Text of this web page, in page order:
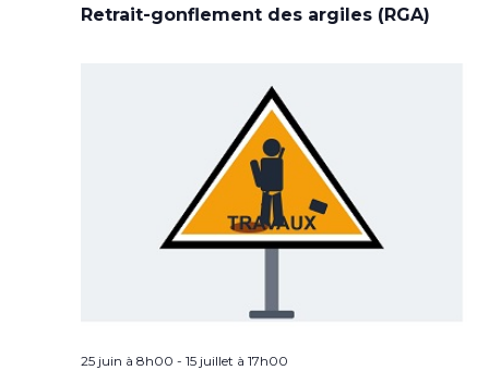
Retrait-gonflement des argiles (RGA)
25 juin à 8h00 - 15 juillet à 17h00